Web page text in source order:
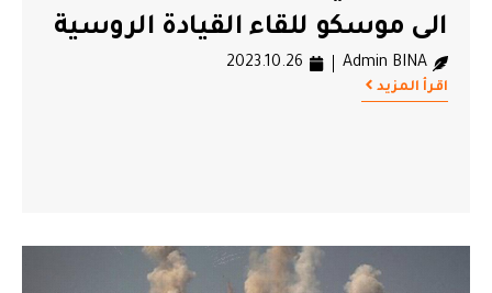
الى موسكو للقاء القيادة الروسية
Admin BINA
2023.10.26
اقرأ المزيد